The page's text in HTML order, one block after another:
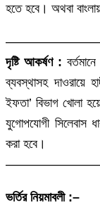
হতে হবে। অথবা
দৃষ্টি আকর্ষণ :
ব্যবস্থাসহ দাওরায়ে
ইফতা’ বিভাগ খোলা
যুগোপযোগী সিলেবাস
করা হবে।
ভর্তির নিয়মাবলী :–